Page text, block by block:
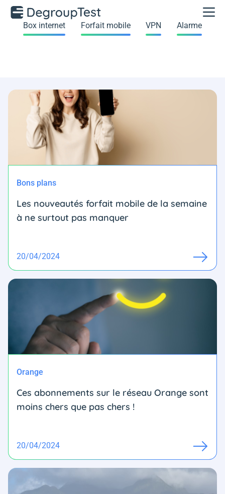
Box internet Forfait mobile VPN Alarme
Bons plans
Les nouveautés forfait mobile de la semaine
à ne surtout pas manquer
20/04/2024
Orange
Ces abonnements sur le réseau Orange sont
moins chers que pas chers !
20/04/2024